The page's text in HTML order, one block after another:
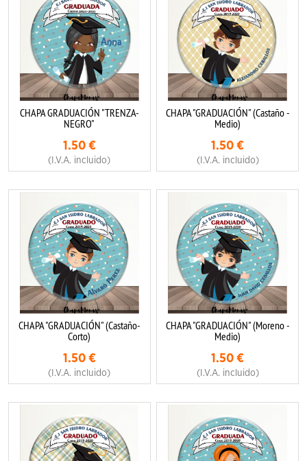
CHAPA GRADUACIÓN "TRENZA-
NEGRO"
1.50€
(I.V.A. incluido)
CHAPA "GRADUACIÓN" (Castaño -
Medio)
1.50 €
(I.V.A. incluido)
CHAPA "GRADUACIÓN" (Castaño-
Corto)
1.50€
(I.V.A. incluido)
CHAPA "GRADUACIÓN" (Moreno -
Medio)
1.50 €
(I.V.A. incluido)